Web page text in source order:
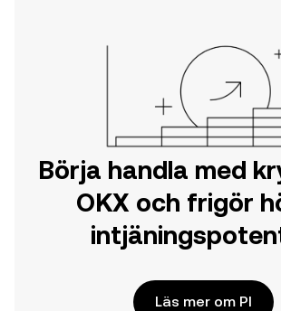
Börja handla med
OKX och frigör
Läs mer om PI